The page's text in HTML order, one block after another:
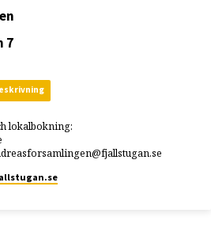
7
lokalbokning: